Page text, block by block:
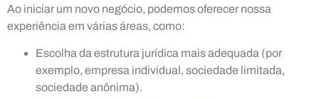
Ao iniciar um novo negócio, podemos oferecer nossa
experiência em várias áreas, como:
Escolha da estrutura jurídica mais adequada (por
exemplo, empresa individual, sociedade limitada,
sociedade anônima).